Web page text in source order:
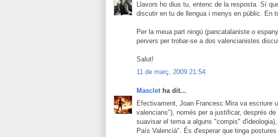
Llavors ho dius tu, entenc de la resposta. Sí
discutir en tu de llengua i menys en públic. En
Per la meua part ningú (pancatalaniste o
pervers per trobar-se a dos valencianistes
Salut!
11 de març, 2009 21:54
Mascletha dit...
Efectivament, Joan Francesc Mira va escriure
valencians"), només per a justificar, després
suavisar el tema a alguns "compis"
País Valencià". És d'esperar que tinga